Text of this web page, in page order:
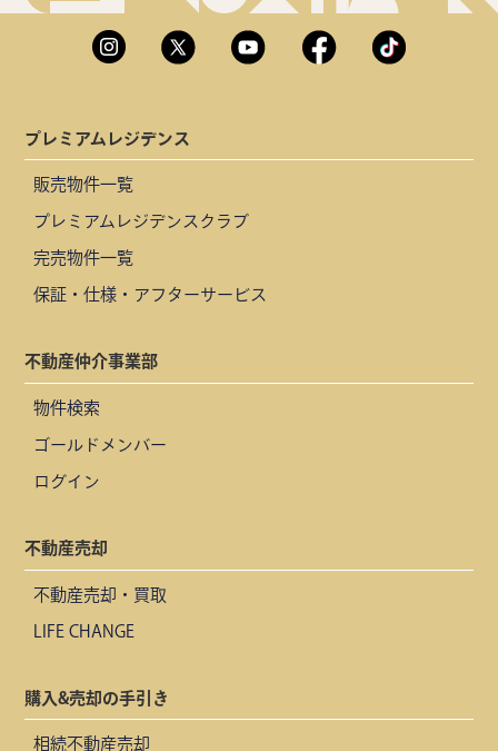
プレミアムレジデンス
販売物件一覧
プレミアムレジデンスクラブ
完売物件一覧
保証・仕様・アフターサービス
不動産仲介事業部
物件検索
ゴールドメンバー
ログイン
不動産売却
不動産売却・買取
LIFE CHANGE
購入&売却の手引き
相続不動産売却